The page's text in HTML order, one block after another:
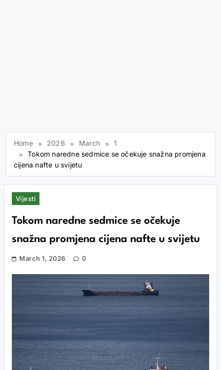
Home 2026 March
1
Tokom naredne sedmice se očekuje snažna promjena
cijena nafte u svijetu
Vijesti
Tokom naredne sedmice se očekuje
snažna promjena cijena nafte u svijetu
March 1, 2026 0